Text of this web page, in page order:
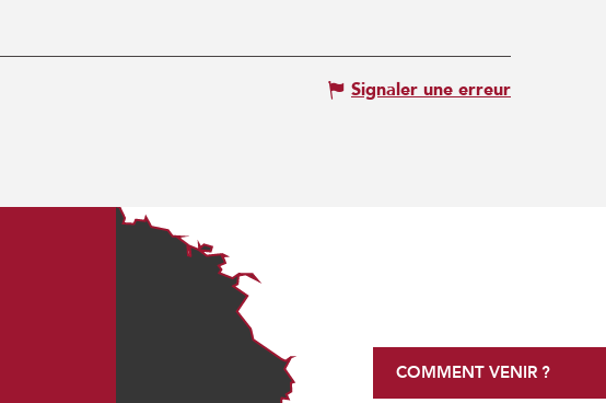
Signaler une erreur
COMMENT VENIR ?